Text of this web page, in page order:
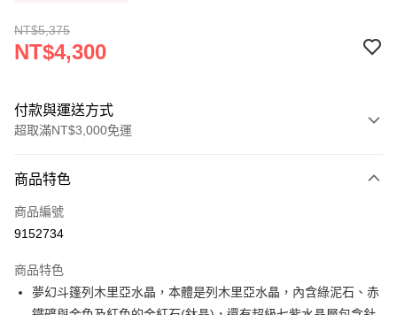
NT$5,375
NT$4,300
付款與運送方式
超取滿NT$3,000免運
信用卡一次付款
超商取貨付款
Apple Pay
商品特色
商品編號
9152734
商品特色
夢幻斗篷列木里亞水晶，本體是列木里亞水晶，內含綠泥石、赤